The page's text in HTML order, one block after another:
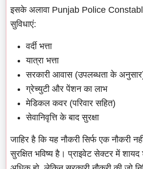
इसके अलावा Punjab Police
सुविधाएं:
वर्दी भत्ता
यात्रा भत्ता
सरकारी आवास (उपलब्धता के
ग्रेच्युटी और पेंशन का लाभ
मेडिकल कवर (परिवार सहित)
सेवानिवृत्ति के बाद सुरक्षा
जाहिर है कि यह नौकरी सिर्फ एक नौकरी
सुरक्षित भविष्य है। प्राइवेट सेक्टर में